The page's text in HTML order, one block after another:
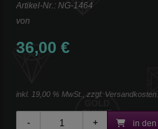
Artikel-Nr.: NG-1464
von
36,00 €
inkl. 19,00 % MwSt., zzgl. Versandkosten
in den